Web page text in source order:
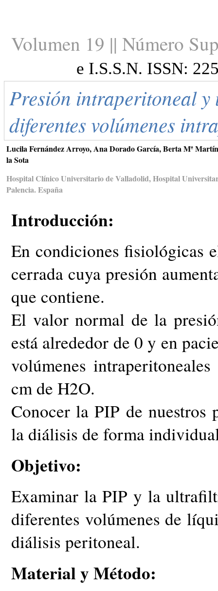
Volumen 19 || Número
e I.S.S.N. ISSN:
Presión intraperitoneal
diferentes volúmenes
Lucila Fernández Arroyo, Ana Dorado García, Berta Mª
la Sota
Hospital Clínico Universitario de Valladolid, Hospital
Palencia. España
Introducción:
En condiciones fisiológicas
cerrada cuya presión
que contiene.
El valor normal de la
está alrededor de 0 y en
volúmenes
cm de H2O.
Conocer la PIP de nuestros
la diálisis de forma
Objetivo:
Examinar la PIP y la
diferentes volúmenes de
diálisis peritoneal.
Material y Método: